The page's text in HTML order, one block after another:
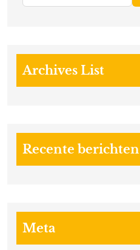
Archives List
Recente berichten
Meta